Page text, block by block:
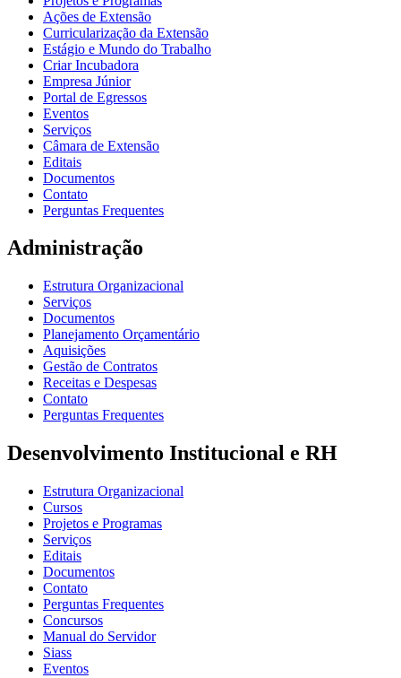
Ações de Extensão
Curricularização da Extensão
Estágio e Mundo do Trabalho
Criar Incubadora
Empresa Júnior
Portal de Egressos
Eventos
Serviços
Câmara de Extensão
Editais
Documentos
Contato
Perguntas Frequentes
Administração
Estrutura Organizacional
Serviços
Documentos
Planejamento Orçamentário
Aquisições
Gestão de Contratos
Receitas e Despesas
Contato
Perguntas Frequentes
Desenvolvimento Institucional e RH
Estrutura Organizacional
Cursos
Projetos e Programas
Serviços
Editais
Documentos
Contato
Perguntas Frequentes
Concursos
Manual do Servidor
Siass
Eventos